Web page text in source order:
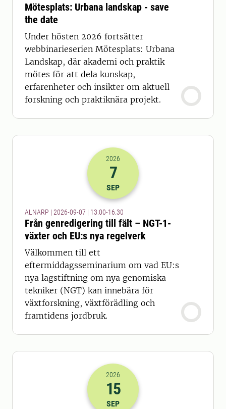
Mötesplats: Urbana landskap - save
the date
Under hösten 2026 fortsätter
webbinarieserien Mötesplats: Urbana
Landskap, där akademi och praktik
mötes för att dela kunskap,
erfarenheter och insikter om aktuell
forskning och praktiknära projekt.
2026-07-09 11:00
2026
7
SEP
ALNARP | 2026-09-07 | 13.00-16.30
Från genredigering till fält – NGT-1-
växter och EU:s nya regelverk
Välkommen till ett
eftermiddagsseminarium om vad EU:s
nya lagstiftning om nya genomiska
tekniker (NGT) kan innebära för
växtforskning, växtförädling och
framtidens jordbruk.
2026-15-09 06:00
2026
15
SEP